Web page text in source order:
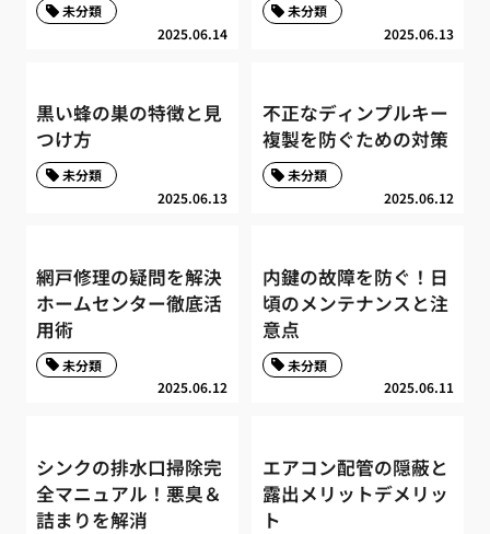
2025.06.14
未分類
2025.06.13
未分類
黒い蜂の巣の特徴と見
つけ方
2025.06.13
未分類
不正なディンプルキー
複製を防ぐための対策
2025.06.12
未分類
網戸修理の疑問を解決
ホームセンター徹底活
用術
2025.06.12
未分類
内鍵の故障を防ぐ！日
頃のメンテナンスと注
意点
2025.06.11
未分類
シンクの排水口掃除完
全マニュアル！悪臭＆
詰まりを解消
エアコン配管の隠蔽と
露出メリットデメリッ
ト